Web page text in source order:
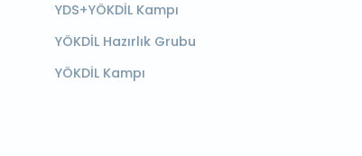
YDS+YÖKDİL Kampı
YÖKDİL Hazırlık Grubu
YÖKDİL Kampı